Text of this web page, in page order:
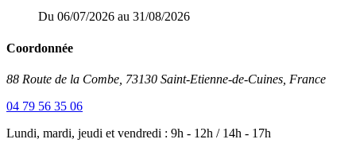
Du 06/07/2026 au 31/08/2026
Coordonnée
88 Route de la Combe, 73130 Saint-Etienne-de-Cuines, France
04 79 56 35 06
Lundi, mardi, jeudi et vendredi : 9h - 12h / 14h - 17h